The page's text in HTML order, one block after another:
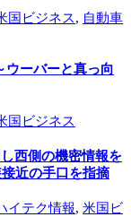
国ビジネス, 自動車
ウーバーと真っ向
国ビジネス
西側の機密情報を
近の手口を指摘
イテク情報, 米国ビ